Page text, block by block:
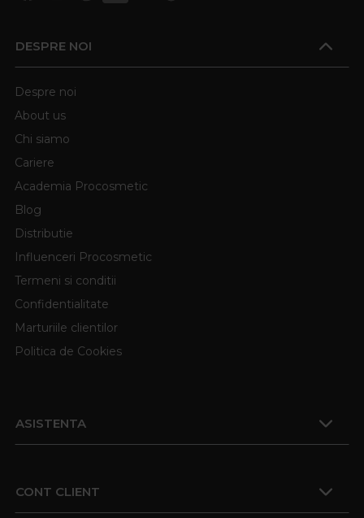
DESPRE NOI
Despre noi
About us
Chi siamo
Cariere
Academia Procosmetic
Blog
Distributie
Influenceri Procosmetic
Termeni si conditii
Confidentialitate
Marturiile clientilor
Politica de Cookies
ASISTENTA
CONT CLIENT